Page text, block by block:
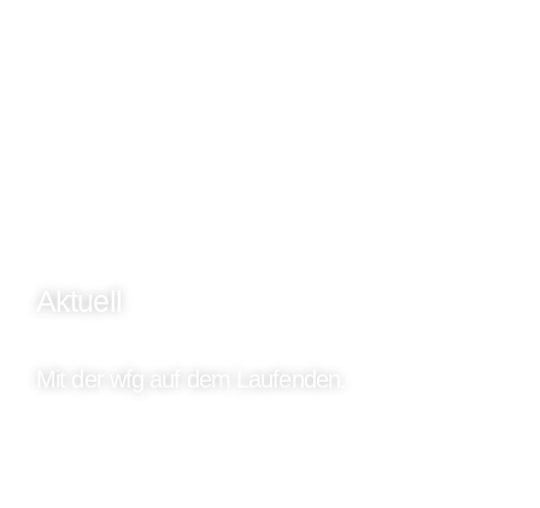
Aktuell
Mit der wfg auf dem Laufenden.